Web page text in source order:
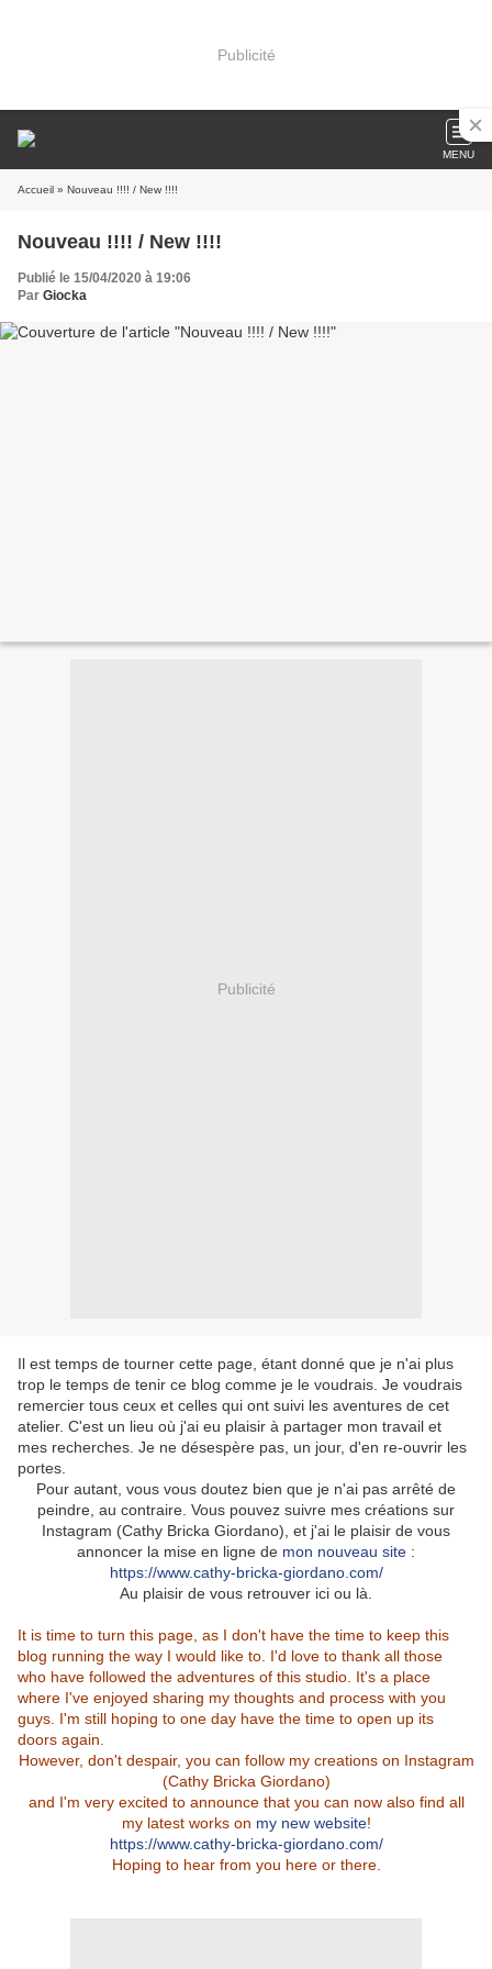
Publicité
MENU
Accueil » Nouveau !!!! / New !!!!
Nouveau !!!! / New !!!!
Publié le 15/04/2020 à 19:06
Par Giocka
Publicité
Il est temps de tourner cette page, étant donné que je n'ai plus
trop le temps de tenir ce blog comme je le voudrais. Je voudrais
remercier tous ceux et celles qui ont suivi les aventures de cet
atelier. C'est un lieu où j'ai eu plaisir à partager mon travail et
mes recherches. Je ne désespère pas, un jour, d'en re-ouvrir les
portes.
Pour autant, vous vous doutez bien que je n'ai pas arrêté de
peindre, au contraire. Vous pouvez suivre mes créations sur
Instagram (Cathy Bricka Giordano), et j'ai le plaisir de vous
annoncer la mise en ligne de mon nouveau site :
https://www.cathy-bricka-giordano.com/
Au plaisir de vous retrouver ici ou là.
It is time to turn this page, as I don't have the time to keep this
blog running the way I would like to. I'd love to thank all those
who have followed the adventures of this studio. It's a place
where I've enjoyed sharing my thoughts and process with you
guys. I'm still hoping to one day have the time to open up its
doors again.
However, don't despair, you can follow my creations on Instagram
(Cathy Bricka Giordano)
and I'm very excited to announce that you can now also find all
my latest works on my new website!
https://www.cathy-bricka-giordano.com/
Hoping to hear from you here or there.